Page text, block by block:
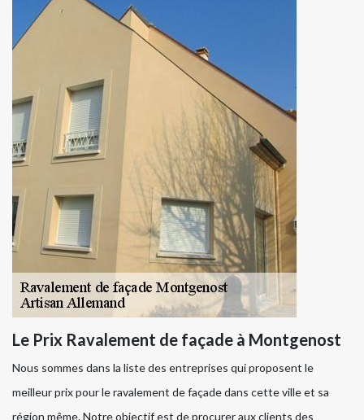
Le Prix Ravalement de façade à Montgenost
Nous sommes dans la liste des entreprises qui proposent le
meilleur prix pour le ravalement de façade dans cette ville et sa
région même. Notre objectif est de procurer aux clients des